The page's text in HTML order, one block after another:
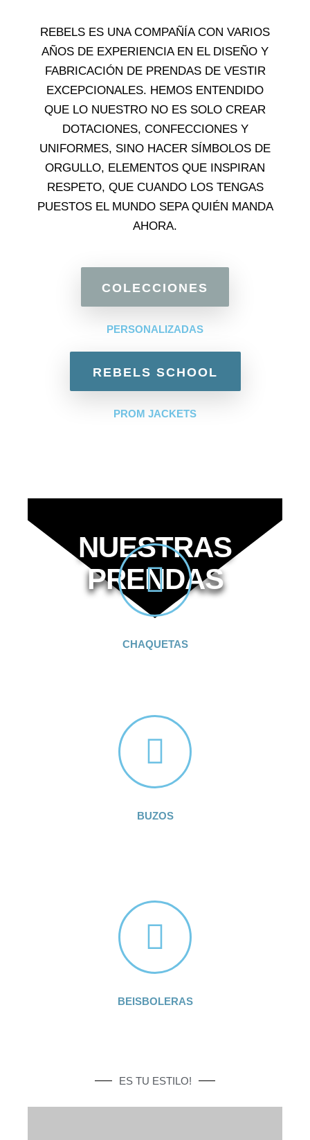
REBELS ES UNA COMPAÑÍA CON VARIOS
AÑOS DE EXPERIENCIA EN EL DISEÑO Y
FABRICACIÓN DE PRENDAS DE VESTIR
EXCEPCIONALES. HEMOS ENTENDIDO
QUE LO NUESTRO NO ES SOLO CREAR
DOTACIONES, CONFECCIONES Y
UNIFORMES, SINO HACER SÍMBOLOS DE
ORGULLO, ELEMENTOS QUE INSPIRAN
RESPETO, QUE CUANDO LOS TENGAS
PUESTOS EL MUNDO SEPA QUIÉN MANDA
AHORA.
COLECCIONES
PERSONALIZADAS
REBELS SCHOOL
PROM JACKETS
NUESTRAS
PRENDAS
CHAQUETAS
BUZOS
BEISBOLERAS
ES TU ESTILO!